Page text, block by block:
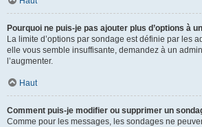
Pourquoi ne puis-je pas ajouter plus d’options à
La limite d’options par sondage est définie par les
elle vous semble insuffisante, demandez à un
l’augmenter.
Haut
Comment puis-je modifier ou supprimer un
Comme pour les messages, les sondages ne